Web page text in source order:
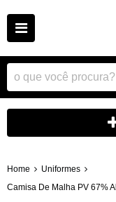
Home
Uniformes
Camisa De Malha PV 67%